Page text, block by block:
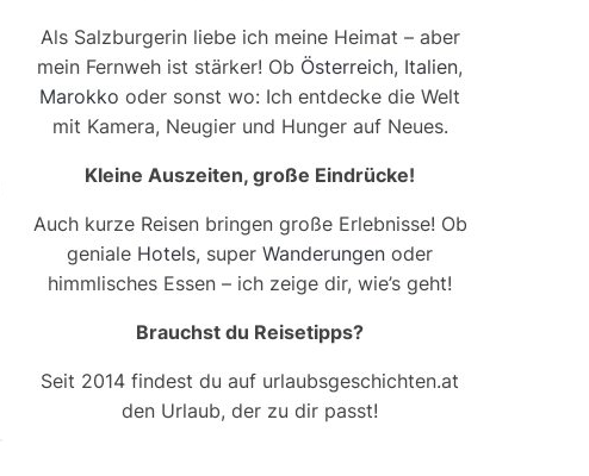
Als Salzburgerin liebe ich meine Heimat – aber
mein Fernweh ist stärker! Ob Österreich, Italien,
Marokko oder sonst wo: Ich entdecke die Welt
mit Kamera, Neugier und Hunger auf Neues.
Kleine Auszeiten, große Eindrücke!
Auch kurze Reisen bringen große Erlebnisse! Ob
geniale Hotels, super Wanderungen oder
himmlisches Essen – ich zeige dir, wie’s geht!
Brauchst du Reisetipps?
Seit 2014 findest du auf urlaubsgeschichten.at
den Urlaub, der zu dir passt!